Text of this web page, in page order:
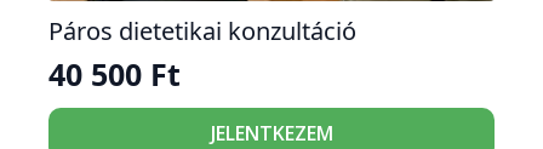
Páros dietetikai konzultáció
40 500 Ft
JELENTKEZEM